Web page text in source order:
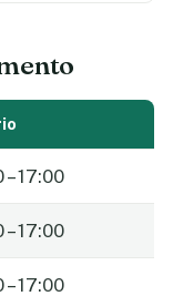
– 17:00
– 17:00
– 17:00